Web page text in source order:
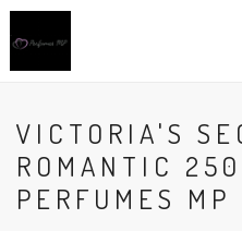
VICTORIA'S
ROMANTIC
PERFUMES MP